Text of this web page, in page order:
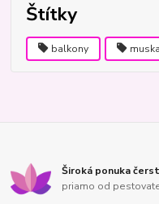
Štítky
balkony
Široká ponuka
priamo od